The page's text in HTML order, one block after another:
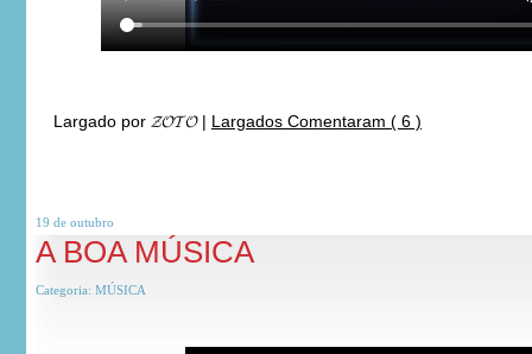
Largado por 𝓩𝓞𝓣𝓞| Largados Comentaram ( 6 )
19 de outubro
A BOA MÚSICA
Categoria: MÚSICA